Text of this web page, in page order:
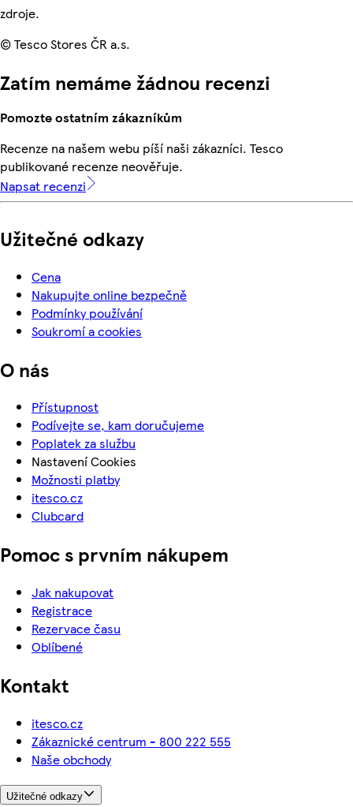
zdroje.
© Tesco Stores ČR a.s.
Zatím nemáme žádnou recenzi
Pomozte ostatním zákazníkům
Recenze na našem webu píší naši zákazníci. Tesco
publikované recenze neověřuje.
Napsat recenzi
Užitečné odkazy
Cena
Nakupujte online bezpečně
Podmínky používání
Soukromí a cookies
O nás
Přístupnost
Podívejte se, kam doručujeme
Poplatek za službu
Nastavení Cookies
Možnosti platby
itesco.cz
Clubcard
Pomoc s prvním nákupem
Jak nakupovat
Registrace
Rezervace času
Oblíbené
Kontakt
itesco.cz
Zákaznické centrum - 800 222 555
Naše obchody
Užitečné odkazy